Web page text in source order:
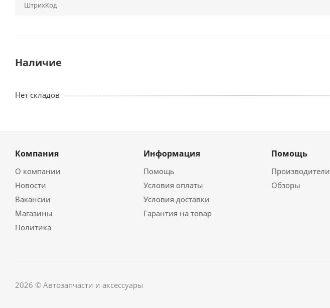
ШтрихКод
Наличие
Нет складов
Компания
О компании
Новости
Вакансии
Магазины
Политика
Информация
Помощь
Условия оплаты
Условия доставки
Гарантия на товар
Помощь
Производители
Обзоры
2026 © Автозапчасти и аксессуары